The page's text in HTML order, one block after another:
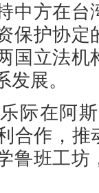
中方在
保护协
国立法
展。
际在阿
合作，推
鲁班工